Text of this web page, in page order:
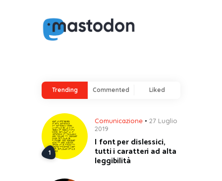
Trending Commented Liked
Comunicazione
27 Luglio
2019
I font per dislessici,
tutti i caratteri ad alta
leggibilità